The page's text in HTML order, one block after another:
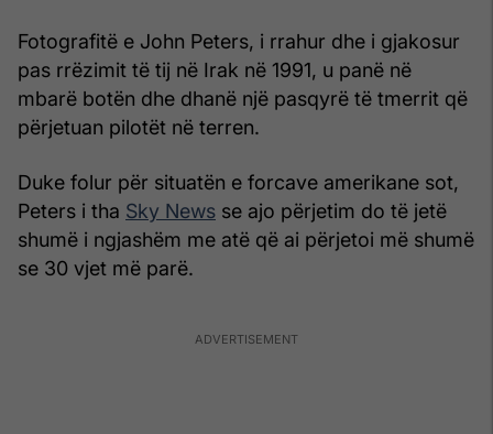
Fotografitë e John Peters, i rrahur dhe i gjakosur
pas rrëzimit të tij në Irak në 1991, u panë në
mbarë botën dhe dhanë një pasqyrë të tmerrit që
përjetuan pilotët në terren.
Duke folur për situatën e forcave amerikane sot,
Peters i tha Sky News se ajo përjetim do të jetë
shumë i ngjashëm me atë që ai përjetoi më shumë
se 30 vjet më parë.